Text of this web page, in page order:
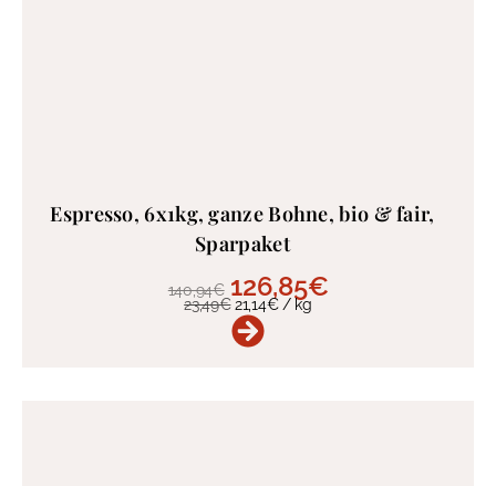
Espresso, 6x1kg, ganze Bohne, bio & fair,
Sparpaket
140,94€ 126,85€
23,49€ 21,14€/kg